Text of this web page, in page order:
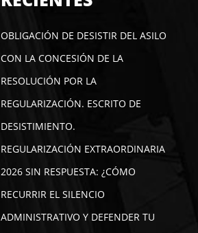
OBLIGACIÓN DE DESISTIR DEL ASILO
CON LA CONCESIÓN DE LA
RESOLUCIÓN POR LA
REGULARIZACIÓN. ESCRITO DE
DESISTIMIENTO.
REGULARIZACIÓN EXTRAORDINARIA
2026 SIN RESPUESTA: ¿CÓMO
RECURRIR EL SILENCIO
ADMINISTRATIVO Y DEFENDER TU